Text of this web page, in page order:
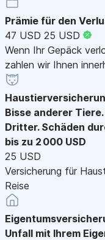
Prämie für den
47 USD 25 USD
Wenn Ihr Gepäck
zahlen wir Ihnen
Bisse anderer
Dritter. Schäden
bis zu 2 000 USD
25 USD
Versicherung für
Reise
Unfall mit Ihrem